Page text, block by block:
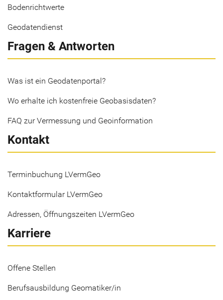
Bodenrichtwerte
Geodatendienst
Fragen & Antworten
Was ist ein Geodatenportal?
Wo erhalte ich kostenfreie Geobasisdaten?
FAQ zur Vermessung und Geoinformation
Kontakt
Terminbuchung LVermGeo
Kontaktformular LVermGeo
Adressen, Öffnungszeiten LVermGeo
Karriere
Offene Stellen
Berufsausbildung Geomatiker/in